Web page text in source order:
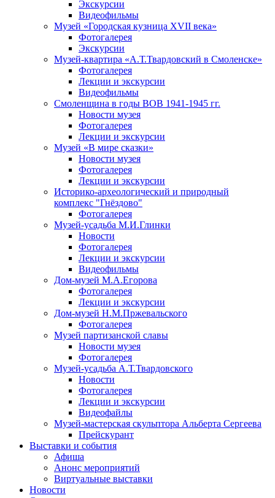
Экскурсии
Видеофильмы
Музей «Городская кузница XVII века»
Фотогалерея
Экскурсии
Музей-квартира «А.Т.Твардовский в Смоленске»
Фотогалерея
Лекции и экскурсии
Видеофильмы
Смоленщина в годы ВОВ 1941-1945 гг.
Новости музея
Фотогалерея
Лекции и экскурсии
Музей «В мире сказки»
Новости музея
Фотогалерея
Лекции и экскурсии
Историко-археологический и природный
комплекс "Гнёздово"
Фотогалерея
Музей-усадьба М.И.Глинки
Новости
Фотогалерея
Лекции и экскурсии
Видеофильмы
Дом-музей М.А.Егорова
Фотогалерея
Лекции и экскурсии
Дом-музей Н.М.Пржевальского
Фотогалерея
Музей партизанской славы
Новости музея
Фотогалерея
Музей-усадьба А.Т.Твардовского
Новости
Фотогалерея
Лекции и экскурсии
Видеофайлы
Музей-мастерская скульптора Альберта Сергеева
Прейскурант
Выставки и события
Афиша
Анонс мероприятий
Виртуальные выставки
Новости